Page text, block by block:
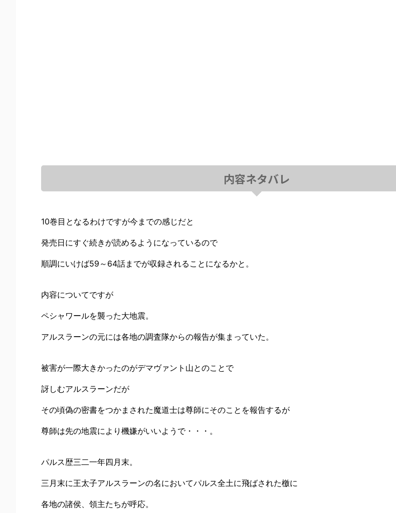
内容ネタバレ
10巻目となるわけですが今までの感じだと
発売日にすぐ続きが読めるようになっているので
順調にいけば59～64話までが収録されることになるかと。
内容についてですが
ペシャワールを襲った大地震。
アルスラーンの元には各地の調査隊からの報告が集まっていた。
被害が一際大きかったのがデマヴァント山とのことで
訝しむアルスラーンだが
その頃偽の密書をつかまされた魔道士は尊師にそのことを報告するが
尊師は先の地震により機嫌がいいようで・・・。
パルス歴三二一年四月末。
三月末に王太子アルスラーンの名においてパルス全土に飛ばされた檄に
各地の諸侯、領主たちが呼応。